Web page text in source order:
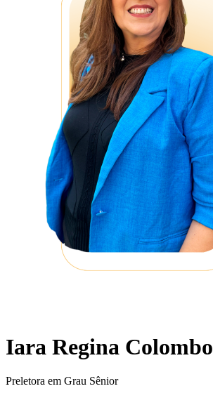
Iara Regina Colombo
Preletora em Grau Sênior